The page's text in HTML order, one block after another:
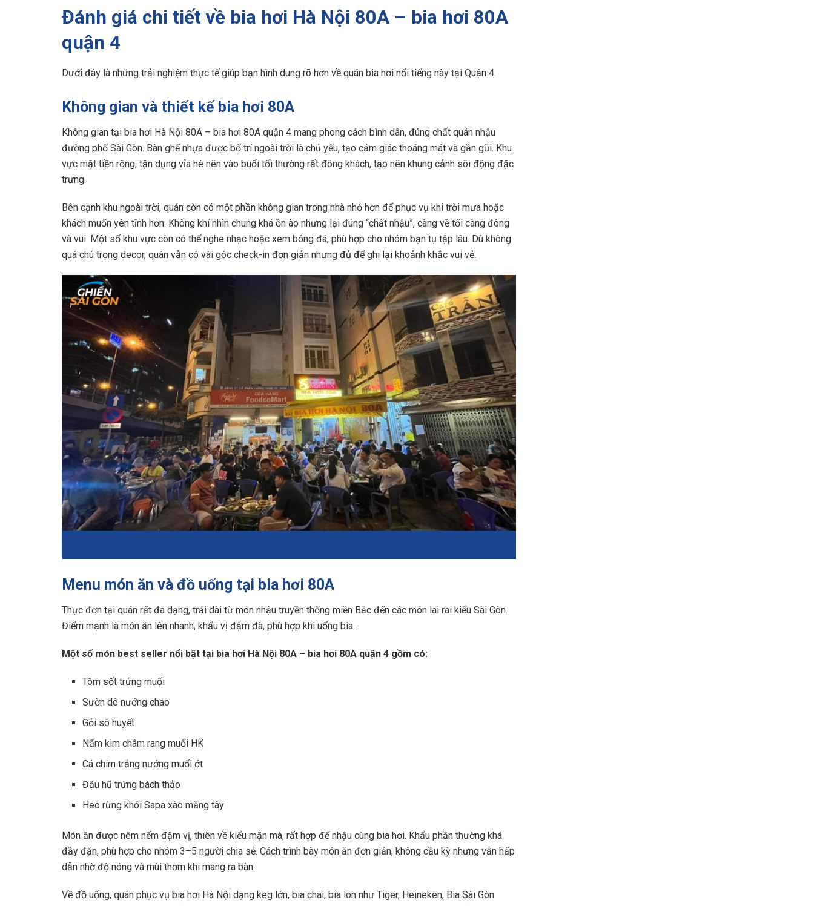
Đánh giá chi tiết về bia hơi Hà Nội 80A – bia hơi 80A
quận 4
Dưới đây là những trải nghiệm thực tế giúp bạn hình dung rõ hơn về quán bia hơi nổi tiếng này tại Quận 4.
Không gian và thiết kế bia hơi 80A
Không gian tại bia hơi Hà Nội 80A – bia hơi 80A quận 4 mang phong cách bình dân, đúng chất quán nhậu
đường phố Sài Gòn. Bàn ghế nhựa được bố trí ngoài trời là chủ yếu, tạo cảm giác thoáng mát và gần gũi. Khu
vực mặt tiền rộng, tận dụng vỉa hè nên vào buổi tối thường rất đông khách, tạo nên khung cảnh sôi động đặc
trưng.
Bên cạnh khu ngoài trời, quán còn có một phần không gian trong nhà nhỏ hơn để phục vụ khi trời mưa hoặc
khách muốn yên tĩnh hơn. Không khí nhìn chung khá ồn ào nhưng lại đúng “chất nhậu”, càng về tối càng đông
và vui. Một số khu vực còn có thể nghe nhạc hoặc xem bóng đá, phù hợp cho nhóm bạn tụ tập lâu. Dù không
quá chú trọng decor, quán vẫn có vài góc check-in đơn giản nhưng đủ để ghi lại khoảnh khắc vui vẻ.
Menu món ăn và đồ uống tại bia hơi 80A
Thực đơn tại quán rất đa dạng, trải dài từ món nhậu truyền thống miền Bắc đến các món lai rai kiểu Sài Gòn.
Điểm mạnh là món ăn lên nhanh, khẩu vị đậm đà, phù hợp khi uống bia.
Một số món best seller nổi bật tại bia hơi Hà Nội 80A – bia hơi 80A quận 4 gồm có:
Tôm sốt trứng muối
Sườn dê nướng chao
Gỏi sò huyết
Nấm kim châm rang muối HK
Cá chim trắng nướng muối ớt
Đậu hũ trứng bách thảo
Heo rừng khói Sapa xào măng tây
Món ăn được nêm nếm đậm vị, thiên về kiểu mặn mà, rất hợp để nhậu cùng bia hơi. Khẩu phần thường khá
đầy đặn, phù hợp cho nhóm 3–5 người chia sẻ. Cách trình bày món ăn đơn giản, không cầu kỳ nhưng vẫn hấp
dẫn nhờ độ nóng và mùi thơm khi mang ra bàn.
Về đồ uống, quán phục vụ bia hơi Hà Nội dạng keg lớn, bia chai, bia lon như Tiger, Heineken, Bia Sài Gòn